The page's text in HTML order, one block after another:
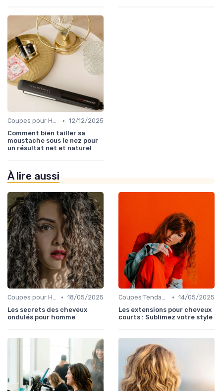
Coupes pour Hommes • 12/12/2025
Comment bien tailler sa
moustache sous le nez pour
un résultat net et naturel
À lire aussi
Coupes pour Hommes • 18/05/2025
Les secrets des cheveux
ondulés pour homme
Coupes Tendance et Modernes • 14/05/2025
Les extensions pour cheveux
courts : Sublimez votre style